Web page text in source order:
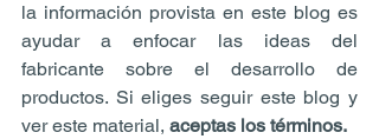
la información provista en este blog es
ayudar a enfocar las ideas del
fabricante sobre el desarrollo de
productos. Si eliges seguir este blog y
ver este material, aceptas los términos.